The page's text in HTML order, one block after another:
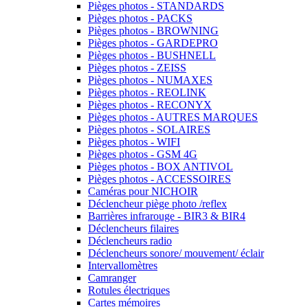
Pièges photos - STANDARDS
Pièges photos - PACKS
Pièges photos - BROWNING
Pièges photos - GARDEPRO
Pièges photos - BUSHNELL
Pièges photos - ZEISS
Pièges photos - NUMAXES
Pièges photos - REOLINK
Pièges photos - RECONYX
Pièges photos - AUTRES MARQUES
Pièges photos - SOLAIRES
Pièges photos - WIFI
Pièges photos - GSM 4G
Pièges photos - BOX ANTIVOL
Pièges photos - ACCESSOIRES
Caméras pour NICHOIR
Déclencheur piège photo /reflex
Barrières infrarouge - BIR3 & BIR4
Déclencheurs filaires
Déclencheurs radio
Déclencheurs sonore/ mouvement/ éclair
Intervallomètres
Camranger
Rotules électriques
Cartes mémoires